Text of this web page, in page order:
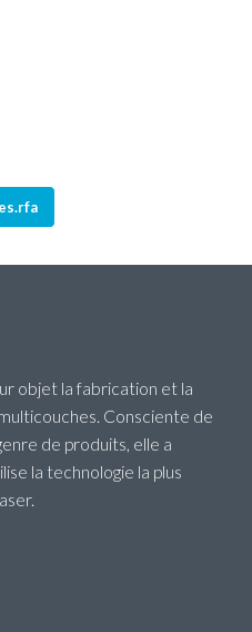
objet la fabrication et la
Consciente de
de produits, elle a
la technologie la plus